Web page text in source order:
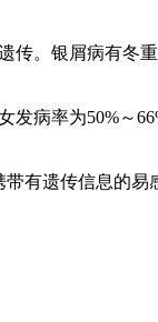
传。银屑病有冬
病率为50%～
有遗传信息的易